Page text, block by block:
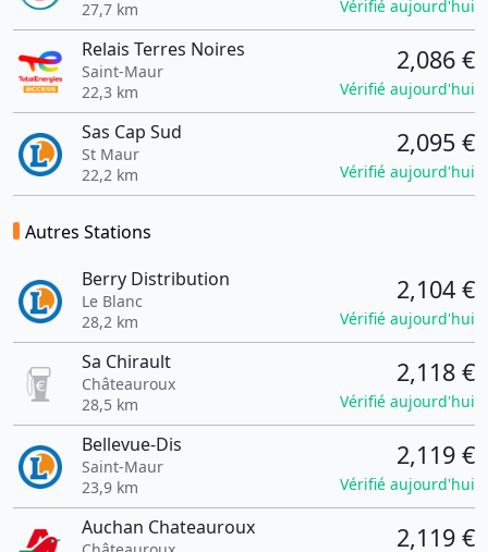
27,7 km
Vérifié aujourd'hui
Relais Terres Noires
Saint-Maur
22,3 km
2,086 €
Vérifié aujourd'hui
Sas Cap Sud
St Maur
22,2 km
2,095 €
Vérifié aujourd'hui
Autres Stations
Berry Distribution
Le Blanc
28,2 km
2,104 €
Vérifié aujourd'hui
Sa Chirault
Châteauroux
28,5 km
2,118 €
Vérifié aujourd'hui
Bellevue-Dis
Saint-Maur
23,9 km
2,119 €
Vérifié aujourd'hui
Auchan Chateauroux 2,119 €